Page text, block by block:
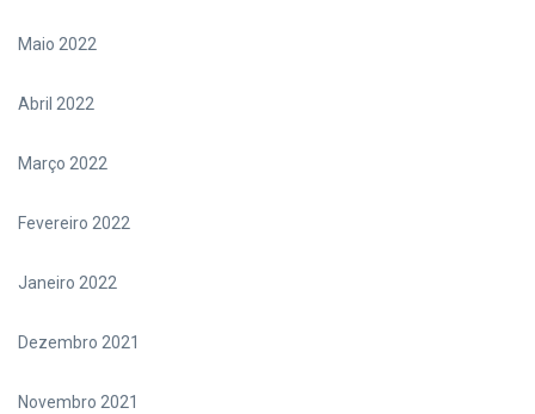
Maio 2022
Abril 2022
Março 2022
Fevereiro 2022
Janeiro 2022
Dezembro 2021
Novembro 2021